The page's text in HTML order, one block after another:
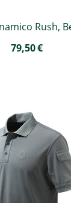
Rush,
79,50€